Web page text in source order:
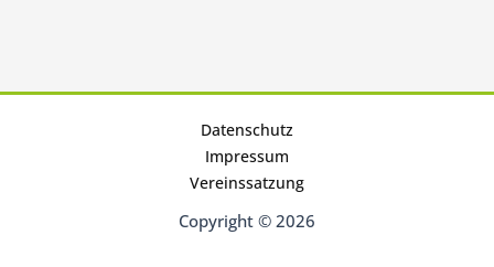
Datenschutz
Impressum
Vereinssatzung
Copyright © 2026